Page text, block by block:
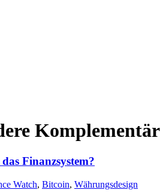
Finanzsystem?
Watch, Bitcoin, Währungsdesign